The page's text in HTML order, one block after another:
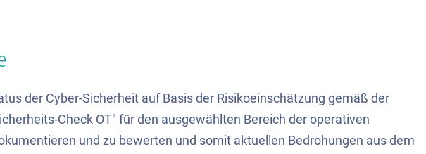
der Cyber-Sicherheit auf Basis der Risikoeinschätzung gemäß der
Check OT" für den ausgewählten Bereich der operativen
und zu bewerten und somit aktuellen Bedrohungen aus dem